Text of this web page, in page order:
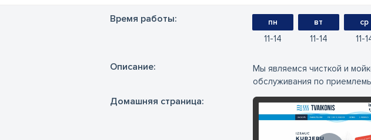
Время работы: пн
11 14
вт
11 14
ср
11
Oписание:
Мы являемся чисткой и
обслуживания по
Домашняя страница: